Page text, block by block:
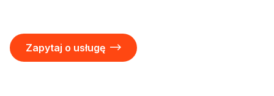
Zapytaj o usługę